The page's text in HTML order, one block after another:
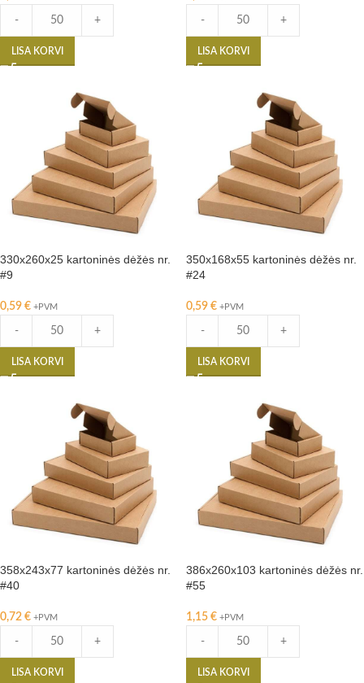
- +
LISA KORVI
- +
LISA KORVI
330x260x25 kartoninės dėžės nr.
#9
0,59 € +PVM
- +
LISA KORVI
350x168x55 kartoninės dėžės nr.
#24
0,59 € +PVM
- +
LISA KORVI
358x243x77 kartoninės dėžės nr.
#40
0,72 € +PVM
- +
LISA KORVI
386x260x103 kartoninės dėžės nr.
#55
1,15 € +PVM
- +
LISA KORVI